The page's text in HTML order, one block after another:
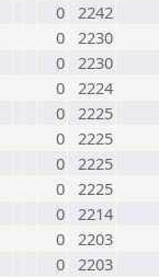
0 2242
0 2230
0 2230
0 2224
0 2225
0 2225
0 2225
0 2225
0 2214
0 2203
0 2203